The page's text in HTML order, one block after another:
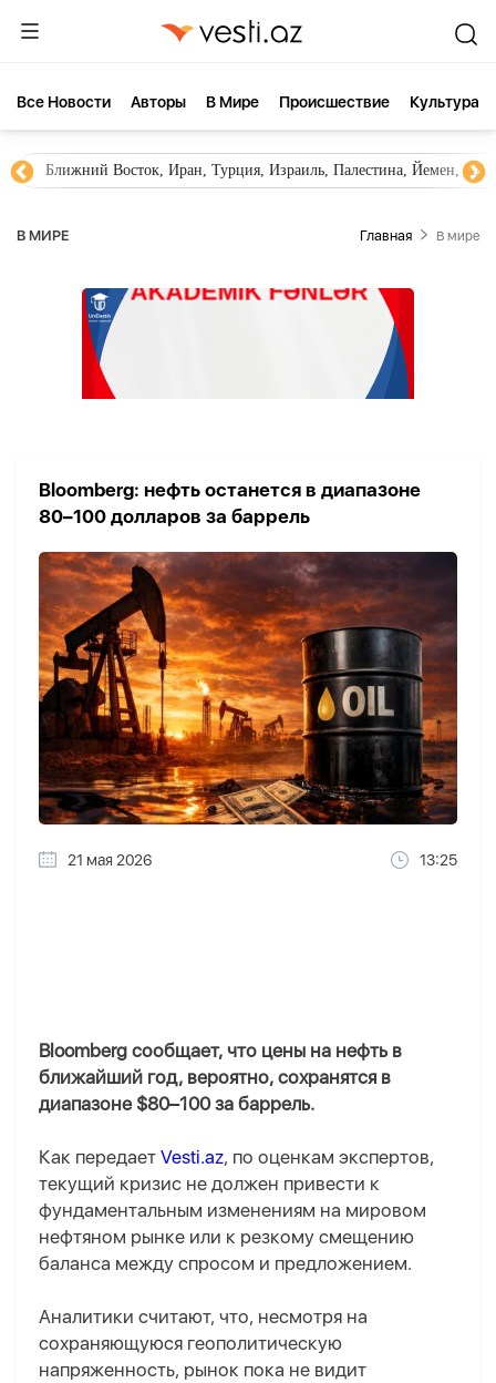
Все Новости Aвторы В Мире Происшествие Культура
Ближний Восток, Иран, Турция, Израиль, Палестина, Йемен,
В МИРЕ Главная В мире
Bloomberg: нефть останется в диапазоне
80–100 долларов за баррель
21 мая 2026 13:25
Bloomberg сообщает, что цены на нефть в
ближайший год, вероятно, сохранятся в
диапазоне $80–100 за баррель.
Как передает Vesti.az, по оценкам экспертов,
текущий кризис не должен привести к
фундаментальным изменениям на мировом
нефтяном рынке или к резкому смещению
баланса между спросом и предложением.
Аналитики считают, что, несмотря на
сохраняющуюся геополитическую
напряженность, рынок пока не видит